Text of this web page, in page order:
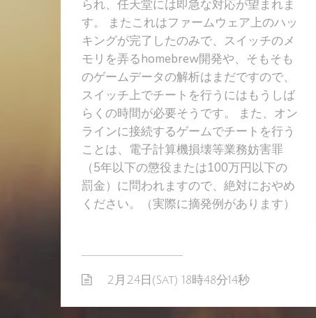
られ、任天堂には即急な対応が望まれま
す。 またこれはファームウェア上のハッ
キングが完了したのみで、スイッチのメ
モリを弄るhomebrew開発や、そもそも
のゲームデータの解析はまだですので、
スイッチ上でチートを行うにはもうしば
らくの時間が必要そうです。 また、オン
ラインに接続するゲームでチートを行う
ことは、電子計算機損壊等業務妨害罪
（5年以下の懲役または100万円以下の
罰金）に問われますので、絶対におやめ
ください。（実際に摘発例があります）
2月24日(Sat) 18時48分14秒